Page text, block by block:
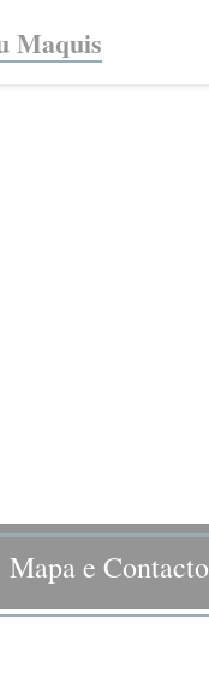
Maquis
Mapa e Contacto